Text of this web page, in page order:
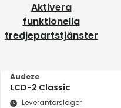
Aktivera
funktionella
tredjepartstjänster
Audeze
LCD-2 Classic
Leverantörslager